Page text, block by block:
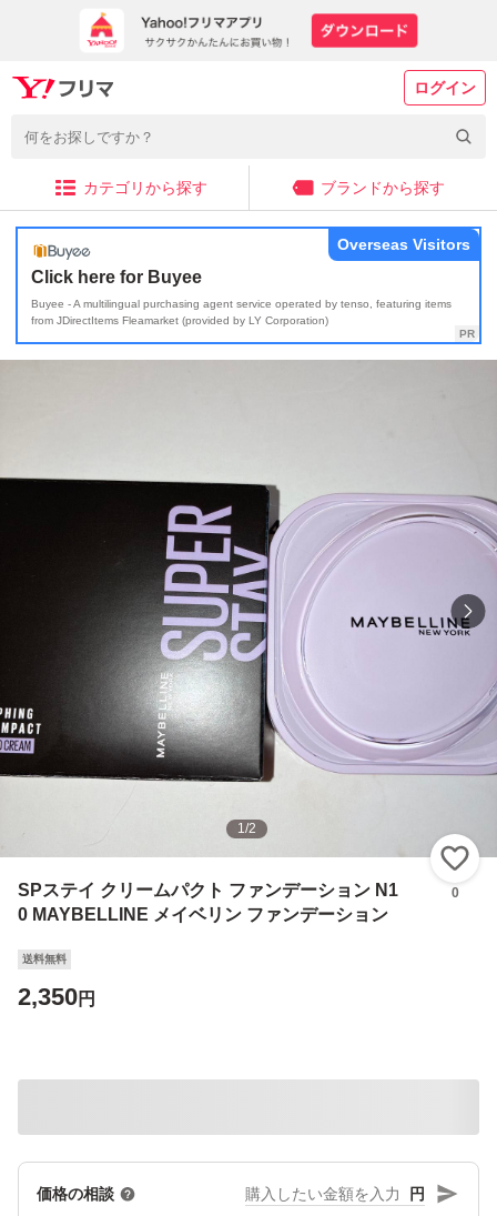
ログイン
カテゴリから探す ブランドから探す
Click here for Buyee
Buyee - A multilingual purchasing agent service operated by tenso, featuring items
from JDirectItems Fleamarket (provided by LY Corporation)
Overseas Visitors
1/2
SPステイ クリームパクト ファンデーション N1
0 MAYBELLINE メイベリン ファンデーション
0
送料無料
2,350円
価格の相談 円